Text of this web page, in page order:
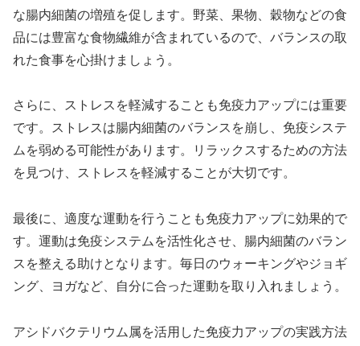
な腸内細菌の増殖を促します。野菜、果物、穀物などの食
品には豊富な食物繊維が含まれているので、バランスの取
れた食事を心掛けましょう。
さらに、ストレスを軽減することも免疫力アップには重要
です。ストレスは腸内細菌のバランスを崩し、免疫システ
ムを弱める可能性があります。リラックスするための方法
を見つけ、ストレスを軽減することが大切です。
最後に、適度な運動を行うことも免疫力アップに効果的で
す。運動は免疫システムを活性化させ、腸内細菌のバラン
スを整える助けとなります。毎日のウォーキングやジョギ
ング、ヨガなど、自分に合った運動を取り入れましょう。
アシドバクテリウム属を活用した免疫力アップの実践方法